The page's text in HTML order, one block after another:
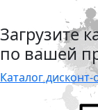
Загрузите
по вашей
Каталог